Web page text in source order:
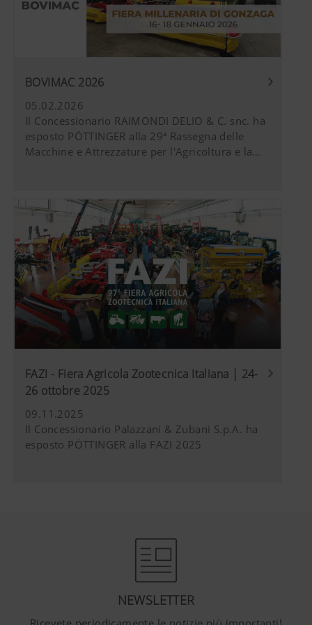
utilizziamo tecnologie web (anche cookies) di
alcune aziende partner. Così i contenuti
rappresentati verranno adattati e visualizzati in
base al vostro comportamento di navigazione.
Scopo dei Cookies
YouTube
Incorporiamo sulla nostra pagina web
usiamo la modalità di privacy avanzata
potete trovare informazioni
aggiuntive:https://support.google.com/
hl=dehttps://www.google.de/intl/de/
abbiamo nessun controllo sui Cookies di
bloccarli nelle impostazioni del vostro
Maggiori informazioni
BOVIMAC 2026
05.02.2026
Il Concessionario RAIMONDI DELIO & C. snc. ha
esposto PÖTTINGER alla 29ª Rassegna delle
Macchine e Attrezzature per l'Agricoltura e la
FAZI - Fiera Agricola Zootecnica Italiana | 24-
26 ottobre 2025
09.11.2025
Il Concessionario Palazzani & Zubani S.p.A. ha
esposto PÖTTINGER alla FAZI 2025
NEWSLETTER